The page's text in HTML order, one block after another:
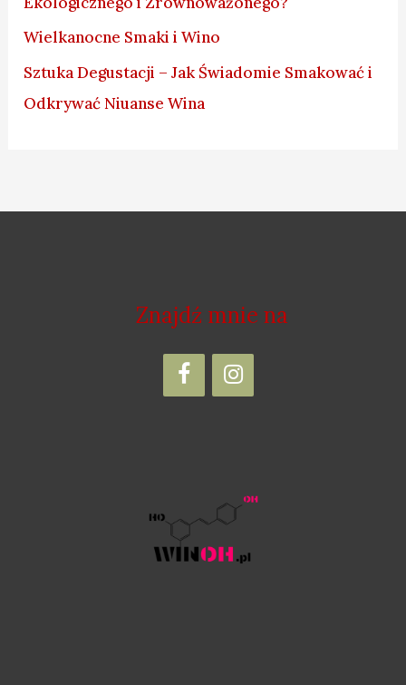
Wielkanocne Smaki i Wino
Sztuka Degustacji – Jak Świadomie Smakować i
Odkrywać Niuanse Wina
Znajdź mnie na